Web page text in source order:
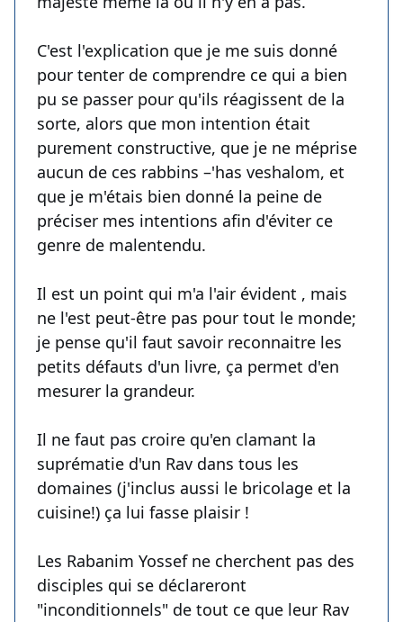
C'est l'explication que je me suis donné
pour tenter de comprendre ce qui a bien
pu se passer pour qu'ils réagissent de la
sorte, alors que mon intention était
purement constructive, que je ne méprise
aucun de ces rabbins –'has veshalom, et
que je m'étais bien donné la peine de
préciser mes intentions afin d'éviter ce
genre de malentendu.
Il est un point qui m'a l'air évident , mais
ne l'est peut-être pas pour tout le monde;
je pense qu'il faut savoir reconnaitre les
petits défauts d'un livre, ça permet d'en
mesurer la grandeur.
Il ne faut pas croire qu'en clamant la
suprématie d'un Rav dans tous les
domaines (j'inclus aussi le bricolage et la
cuisine!) ça lui fasse plaisir !
Les Rabanim Yossef ne cherchent pas des
disciples qui se déclareront
"inconditionnels" de tout ce que leur Rav